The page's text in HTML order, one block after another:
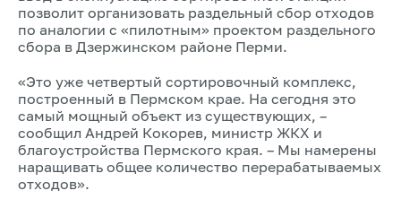
позволит организовать раздельный сбор отходов
по аналогии с «пилотным» проектом раздельного
сбора в Дзержинском районе Перми. ​ ​
«Это уже четвертый сортировочный комплекс,
построенный в Пермском крае. На сегодня это
самый мощный объект из существующих, –
сообщил Андрей Кокорев,​ министр ЖКХ и
благоустройства Пермского края. – Мы намерены
наращивать общее количество перерабатываемых
отходов».